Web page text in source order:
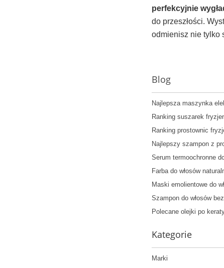
perfekcyjnie
do przeszłości.
odmienisz nie tylko
Blog
Najlepsza maszynka
Ranking suszarek
Ranking prostownic
Najlepszy szampon z
Serum termoochronne
Farba do włosów
Maski emolientowe do
Szampon do włosów
Polecane olejki po
Kategorie
Marki